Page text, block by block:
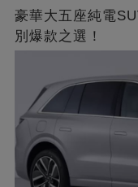
豪華大五座純電
別爆款之選！